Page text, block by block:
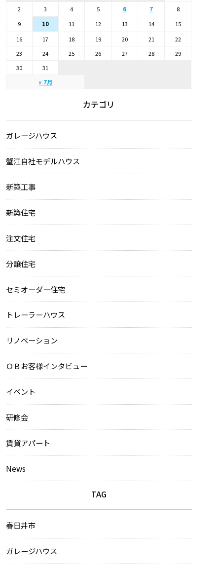
« 7月
2
3 4 5 6 7
8
9
10 11 12 13 14
15
16
17 18 19 20 21
22
23
24 25 26 27 28
29
30
31
カテゴリ
ガレージハウス
蟹江自社モデルハウス
新築工事
新築住宅
注文住宅
分譲住宅
セミオーダー住宅
トレーラーハウス
リノベーション
ＯＢお客様インタビュー
イベント
研修会
賃貸アパート
News
TAG
春日井市
ガレージハウス